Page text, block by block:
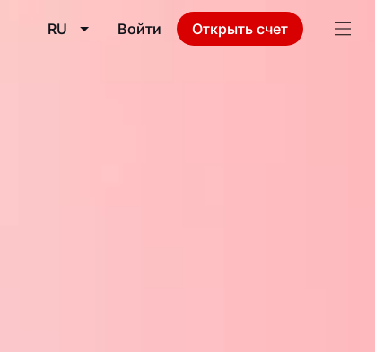
RU Войти Открыть счет